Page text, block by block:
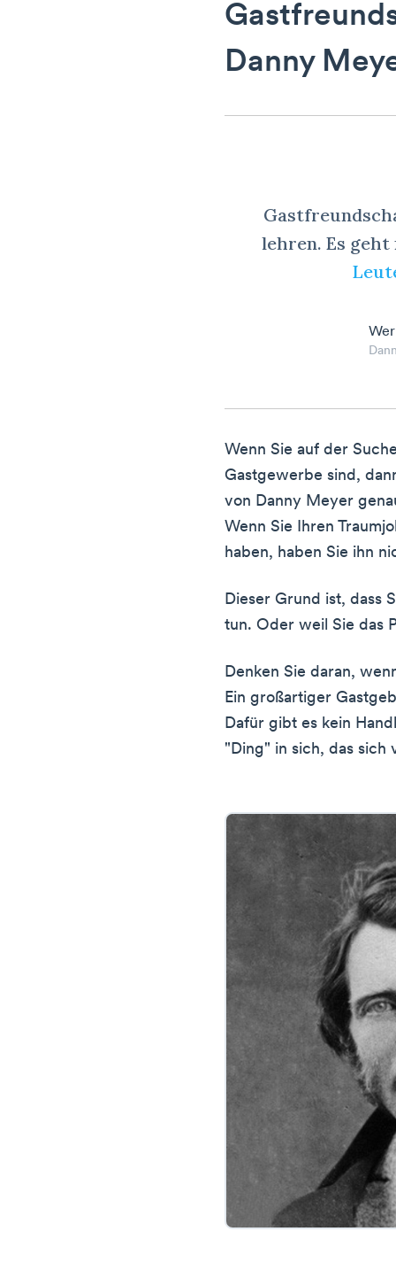
Danny
lehren. Es
Wenn Sie auf der
Gastgewerbe sind,
von Danny Meyer
Wenn Sie Ihren
haben, haben Sie ihn
Dieser Grund ist, dass
tun. Oder weil Sie das
Denken Sie daran,
Ein großartiger
Dafür gibt es kein
"Ding" in sich, das sich